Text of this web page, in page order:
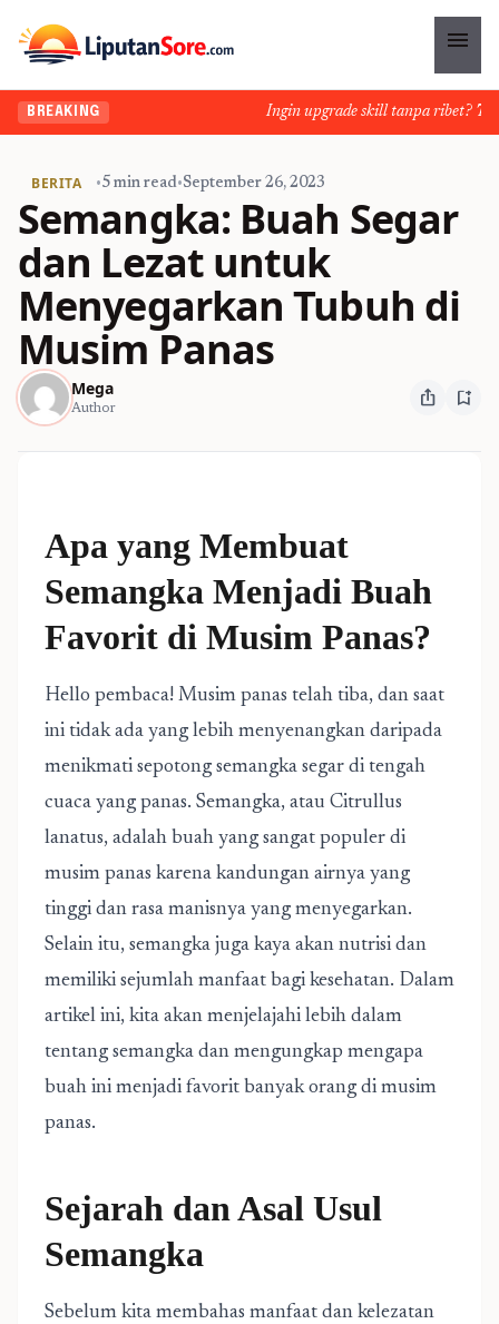
menu
BREAKING Ingin upgrade skill tanpa ribet?
BERITA •5 min read•September 26, 2023
Semangka: Buah Segar
dan Lezat untuk
Menyegarkan Tubuh di
Musim Panas
Mega
Author ios_share bookmark_add
Apa yang Membuat
Semangka Menjadi Buah
Favorit di Musim Panas?
Hello pembaca! Musim panas telah tiba, dan saat
ini tidak ada yang lebih menyenangkan daripada
menikmati sepotong semangka segar di tengah
cuaca yang panas. Semangka, atau Citrullus
lanatus, adalah buah yang sangat populer di
musim panas karena kandungan airnya yang
tinggi dan rasa manisnya yang menyegarkan.
Selain itu, semangka juga kaya akan nutrisi dan
memiliki sejumlah manfaat bagi kesehatan. Dalam
artikel ini, kita akan menjelajahi lebih dalam
tentang semangka dan mengungkap mengapa
buah ini menjadi favorit banyak orang di musim
panas.
Sejarah dan Asal Usul
Semangka
Sebelum kita membahas manfaat dan kelezatan